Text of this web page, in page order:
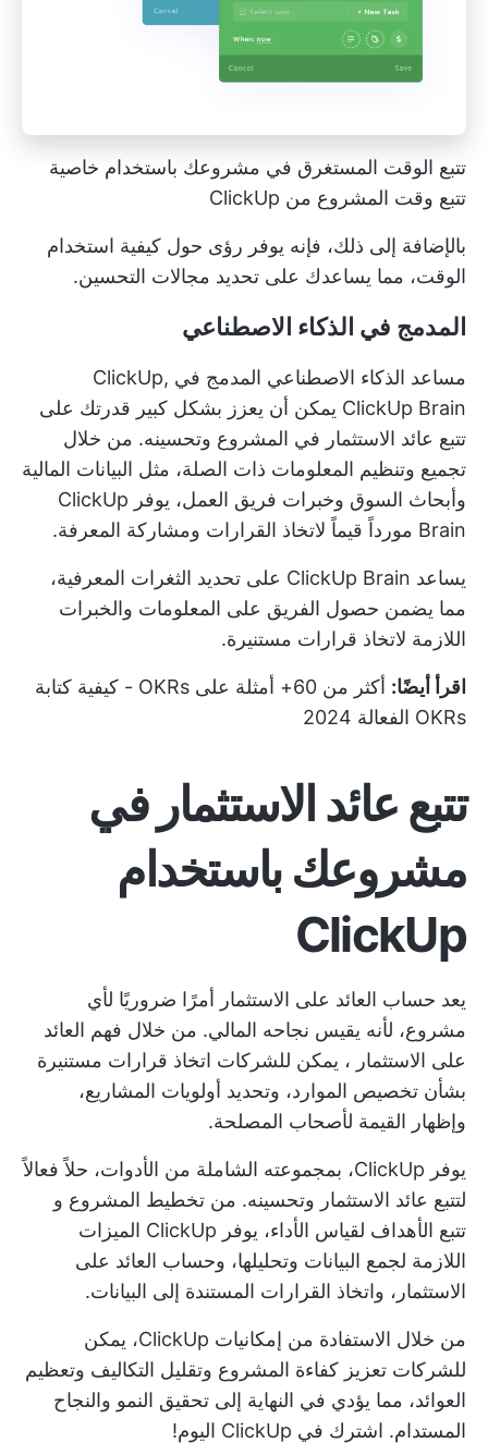
تتبع الوقت المستغرق في مشروعك باستخدام خاصية
تتبع وقت المشروع من ClickUp
بالإضافة إلى ذلك، فإنه يوفر رؤى حول كيفية استخدام
الوقت، مما يساعدك على تحديد مجالات التحسين.
المدمج في الذكاء الاصطناعي
مساعد الذكاء الاصطناعي المدمج في ClickUp,
ClickUp Brain يمكن أن يعزز بشكل كبير قدرتك على
تتبع عائد الاستثمار في المشروع وتحسينه. من خلال
تجميع وتنظيم المعلومات ذات الصلة، مثل البيانات المالية
وأبحاث السوق وخبرات فريق العمل، يوفر ClickUp
Brain مورداً قيماً لاتخاذ القرارات ومشاركة المعرفة.
يساعد ClickUp Brain على تحديد الثغرات المعرفية،
مما يضمن حصول الفريق على المعلومات والخبرات
اللازمة لاتخاذ قرارات مستنيرة.
اقرأ أيضًا:
أكثر من 60+ أمثلة على OKRs - كيفية كتابة
OKRs الفعالة 2024
تتبع عائد الاستثمار في
مشروعك باستخدام
ClickUp
يعد حساب العائد على الاستثمار أمرًا ضروريًا لأي
مشروع، لأنه يقيس نجاحه المالي. من خلال فهم العائد
على الاستثمار ، يمكن للشركات اتخاذ قرارات مستنيرة
بشأن تخصيص الموارد، وتحديد أولويات المشاريع،
وإظهار القيمة لأصحاب المصلحة.
يوفر ClickUp، بمجموعته الشاملة من الأدوات، حلاً فعالاً
لتتبع عائد الاستثمار وتحسينه. من تخطيط المشروع و
تتبع الأهداف
لقياس الأداء، يوفر ClickUp الميزات
اللازمة لجمع البيانات وتحليلها، وحساب العائد على
الاستثمار، واتخاذ القرارات المستندة إلى البيانات.
من خلال الاستفادة من إمكانيات ClickUp، يمكن
للشركات تعزيز كفاءة المشروع وتقليل التكاليف وتعظيم
العوائد، مما يؤدي في النهاية إلى تحقيق النمو والنجاح
المستدام. اشترك في ClickUp اليوم!